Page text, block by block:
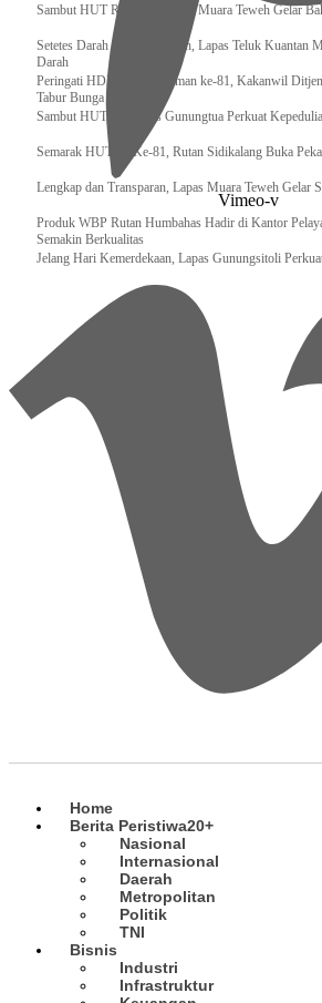
‎Sambut HUT RI ke 81, Bapas Muara Teweh Gelar
Setetes Darah Sejuta Harapan, Lapas Teluk Kuantan
Darah
Peringati HDKD Pengayoman ke-81, Kakanwil
Tabur Bunga di TMP
Sambut HUT RI, Lapas Gunungtua Perkuat
Semarak HUT RI Ke-81, Rutan Sidikalang Buka
Lengkap dan Transparan, Lapas Muara Teweh Gelar
Produk WBP Rutan Humbahas Hadir di Kantor
Semakin Berkualitas
Jelang Hari Kemerdekaan, Lapas Gunungsitoli
Vimeo-v
Home
Berita Peristiwa20+
Nasional
Internasional
Daerah
Metropolitan
Politik
TNI
Bisnis
Industri
Infrastruktur